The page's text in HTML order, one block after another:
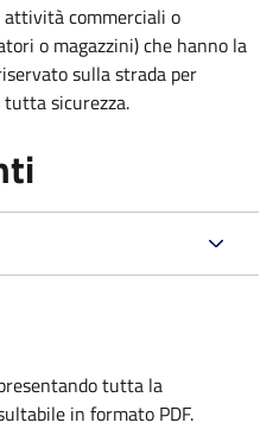
commerciali o
o magazzini) che hanno la
sulla strada per
sicurezza.
tutta la
in formato PDF.